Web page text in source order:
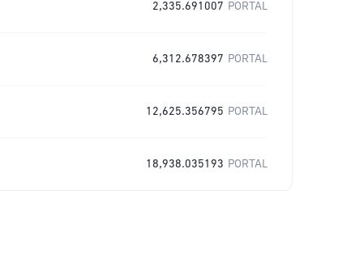
2,335.691007 PORTAL
6,312.678397 PORTAL
12,625.356795 PORTAL
18,938.035193 PORTAL